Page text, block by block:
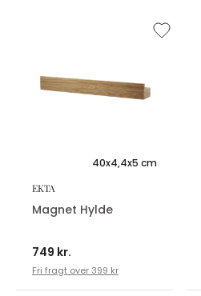
40x4,4x5 cm
EKTA
Magnet Hylde
749 kr.
Fri fragt over 399 kr